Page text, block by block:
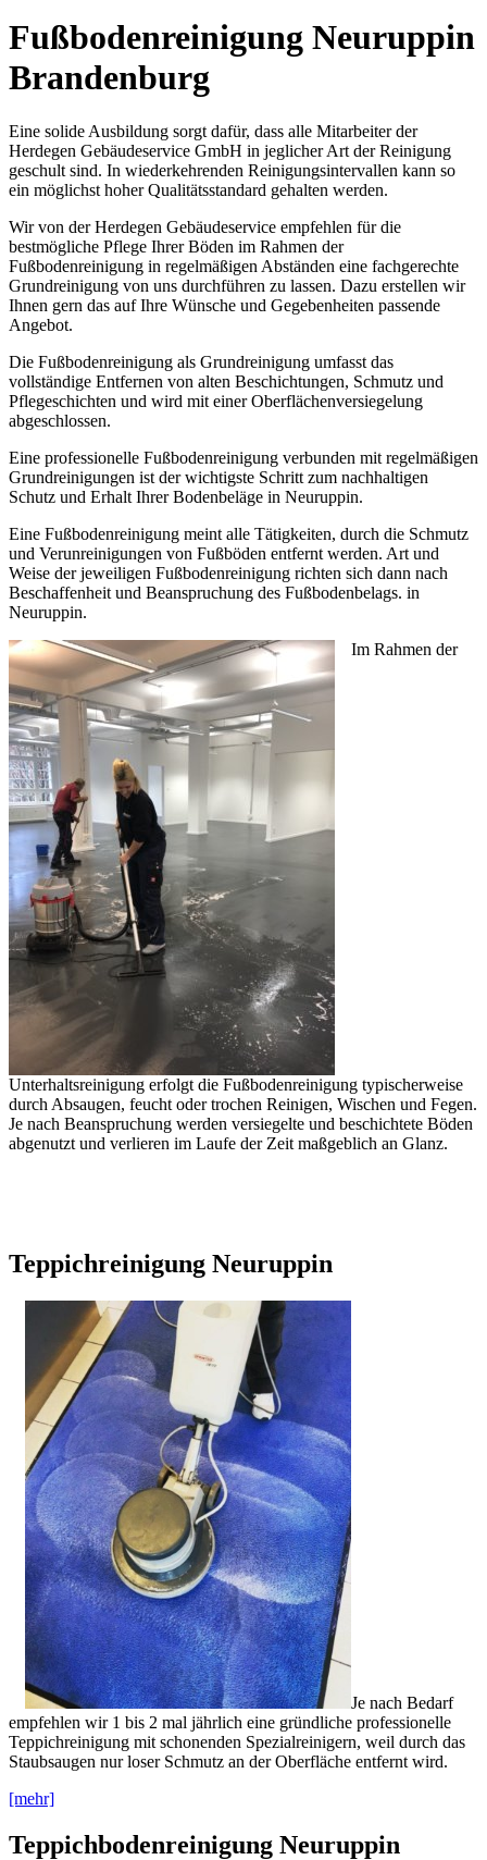
Fußbodenreinigung Neuruppin
Brandenburg
Eine solide Ausbildung sorgt dafür, dass alle Mitarbeiter der
Herdegen Gebäudeservice GmbH in jeglicher Art der Reinigung
geschult sind. In wiederkehrenden Reinigungsintervallen kann so
ein möglichst hoher Qualitätsstandard gehalten werden.
Wir von der Herdegen Gebäudeservice empfehlen für die
bestmögliche Pflege Ihrer Böden im Rahmen der
Fußbodenreinigung in regelmäßigen Abständen eine fachgerechte
Grundreinigung von uns durchführen zu lassen. Dazu erstellen wir
Ihnen gern das auf Ihre Wünsche und Gegebenheiten passende
Angebot.
Die Fußbodenreinigung als Grundreinigung umfasst das
vollständige Entfernen von alten Beschichtungen, Schmutz und
Pflegeschichten und wird mit einer Oberflächenversiegelung
abgeschlossen.
Eine professionelle Fußbodenreinigung verbunden mit regelmäßigen
Grundreinigungen ist der wichtigste Schritt zum nachhaltigen
Schutz und Erhalt Ihrer Bodenbeläge in Neuruppin.
Eine Fußbodenreinigung meint alle Tätigkeiten, durch die Schmutz
und Verunreinigungen von Fußböden entfernt werden. Art und
Weise der jeweiligen Fußbodenreinigung richten sich dann nach
Beschaffenheit und Beanspruchung des Fußbodenbelags. in
Neuruppin.
Im Rahmen der
Unterhaltsreinigung erfolgt die Fußbodenreinigung typischerweise
durch Absaugen, feucht oder trochen Reinigen, Wischen und Fegen.
Je nach Beanspruchung werden versiegelte und beschichtete Böden
abgenutzt und verlieren im Laufe der Zeit maßgeblich an Glanz.
Teppichreinigung Neuruppin
Je nach Bedarf
empfehlen wir 1 bis 2 mal jährlich eine gründliche professionelle
Teppichreinigung mit schonenden Spezialreinigern, weil durch das
Staubsaugen nur loser Schmutz an der Oberfläche entfernt wird.
[mehr]
Teppichbodenreinigung Neuruppin